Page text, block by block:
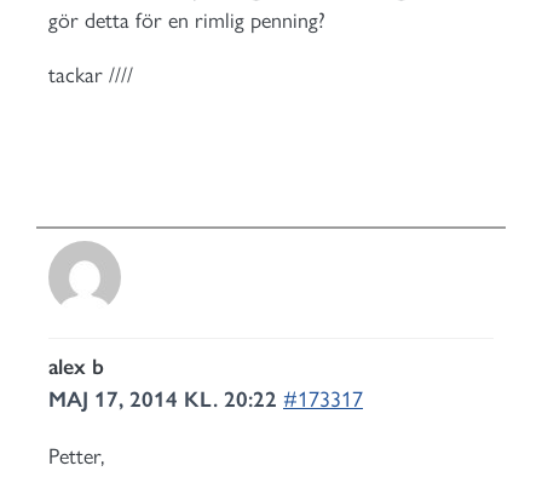
gör detta för en rimlig penning?
tackar ////
alex b
MAJ 17, 2014 KL. 20:22 #173317
Petter,